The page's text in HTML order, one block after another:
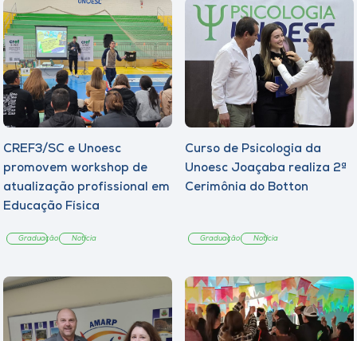
CREF3/SC e Unoesc
promovem workshop de
atualização profissional em
Educação Física
Graduação Notícia
Curso de Psicologia da
Unoesc Joaçaba realiza 2ª
Cerimônia do Botton
Graduação Notícia